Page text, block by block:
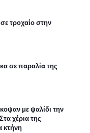
τροχαίο στην
σε παραλία της
με ψαλίδι την
χέρια της
κτήνη